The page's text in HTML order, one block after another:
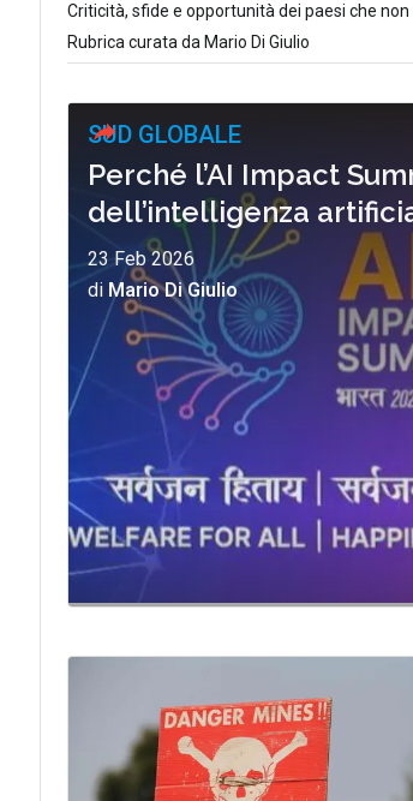
Criticità, sfide e opportunità dei paesi che non
Rubrica curata da Mario Di Giulio
SUD GLOBALE
Perché l’AI Impact
dell’intelligenza
23 Feb 2026
di Mario Di Giulio